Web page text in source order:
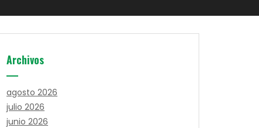
Archivos
agosto 2026
julio 2026
junio 2026